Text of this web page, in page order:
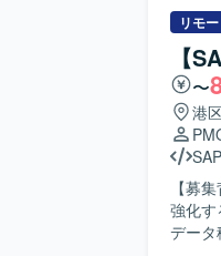
見および
したシ
盤（
Reltio
説明
行計
SAP
や課
わる
す。 【ポジションの魅力】 大規模なSAP S/4HANA導入プロジェクトにおいて、データ移行領
域の
ント
できます。 【開発環境】 SAP S/4HANA環境下での
ツー
いた
リモ
【
〜
港
SAP
【募
強化するための
デー